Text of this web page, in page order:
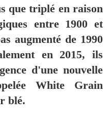
que triplé en raison
entre 1900 et
augmenté de 1990
en 2015, ils
d'une nouvelle
White Grain
blé.